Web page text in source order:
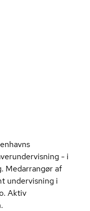
- i
Medarrangør af
undervisning i
Aktiv